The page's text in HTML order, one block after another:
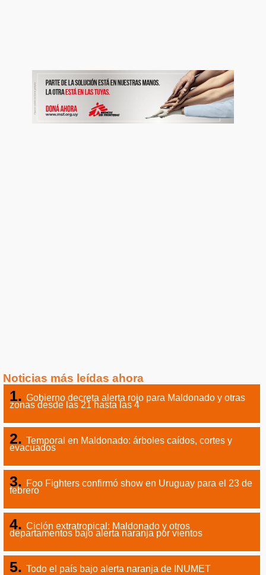
Noticias más leídas ahora
Gobierno decreta alerta rojo para Maldonado y otras
zonas desde las 21 hasta las 4
Temporal en Maldonado: árboles caídos, cortes y
evacuados
Foo Fighters confirmó show en Uruguay para el 23 de
febrero
Ciclón extratropical: Maldonado y otros
departamentos bajo alerta naranja por vientos
Todo el país bajo alerta naranja de INUMET